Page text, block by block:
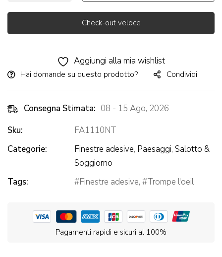
Check-out veloce
Aggiungi alla mia wishlist
Hai domande su questo prodotto? Condividi
Consegna Stimata: 08 - 15 Ago, 2026
Sku:
FA1110NT
Categorie:
Finestre adesive, Paesaggi, Salotto &
Soggiorno
Tags:
Finestre adesive, Trompe l'oeil
Pagamenti rapidi e sicuri al 100%